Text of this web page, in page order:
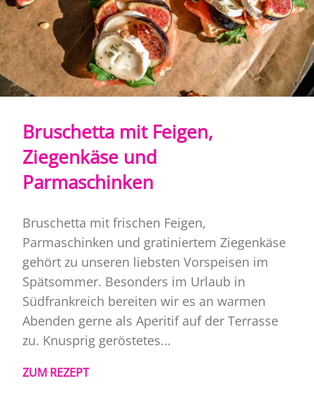
Bruschetta mit Feigen,
Ziegenkäse und
Parmaschinken
Bruschetta mit frischen Feigen,
Parmaschinken und gratiniertem Ziegenkäse
gehört zu unseren liebsten Vorspeisen im
Spätsommer. Besonders im Urlaub in
Südfrankreich bereiten wir es an warmen
Abenden gerne als Aperitif auf der Terrasse
zu. Knusprig geröstetes...
ZUM REZEPT